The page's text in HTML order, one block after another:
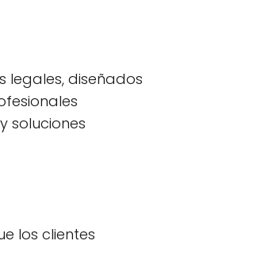
diseñados
soluciones
los clientes